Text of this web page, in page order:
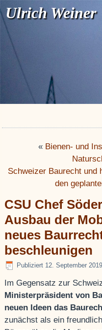
Ulrich Weiner
« Bienen- und
Schweizer Baurecht und
den
CSU Chef
Ausbau der
neues
beschleunigen
Publiziert 12. September 2019
Im Gegensatz zur
Ministerpräsident von
neuen Ideen das
zunächst als ein